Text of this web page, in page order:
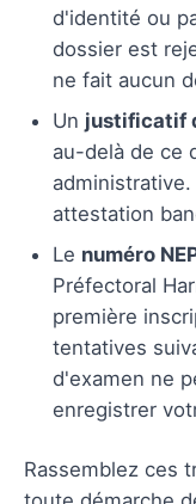
d'identité ou
dossier est
ne fait aucun
Un justificatif
au-delà de ce
attestation
Le numéro
Préfectoral
première
tentatives
d'examen ne
enregistrer
Rassemblez ces